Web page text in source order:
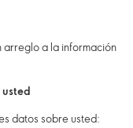
arreglo a la información
datos sobre usted: